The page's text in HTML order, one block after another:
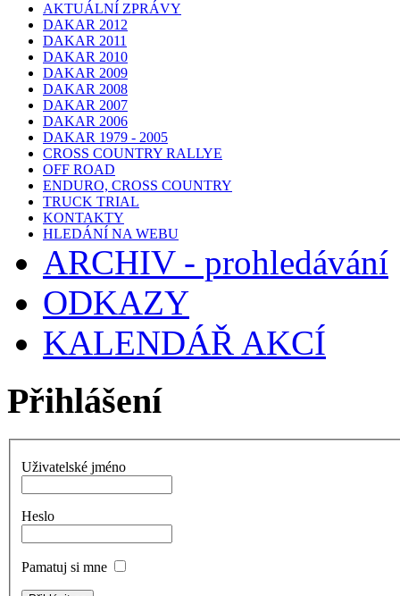
AKTUÁLNÍ ZPRÁVY
DAKAR 2012
DAKAR 2011
DAKAR 2010
DAKAR 2009
DAKAR 2008
DAKAR 2007
DAKAR 2006
DAKAR 1979 - 2005
CROSS COUNTRY RALLYE
OFF ROAD
ENDURO, CROSS COUNTRY
TRUCK TRIAL
KONTAKTY
HLEDÁNÍ NA WEBU
ARCHIV - prohledávání
ODKAZY
KALENDÁŘ AKCÍ
Přihlášení
Uživatelské jméno
Heslo
Pamatuj si mne